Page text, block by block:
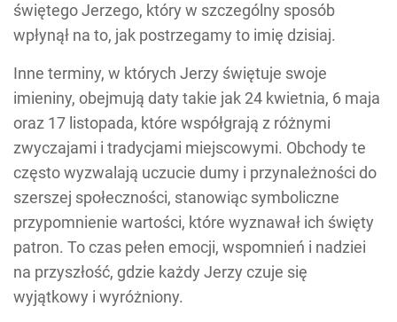
świętego Jerzego, który w szczególny sposób
wpłynął na to, jak postrzegamy to imię dzisiaj.
Inne terminy, w których Jerzy świętuje swoje
imieniny, obejmują daty takie jak 24 kwietnia, 6 maja
oraz 17 listopada, które współgrają z różnymi
zwyczajami i tradycjami miejscowymi. Obchody te
często wyzwalają uczucie dumy i przynależności do
szerszej społeczności, stanowiąc symboliczne
przypomnienie wartości, które wyznawał ich święty
patron. To czas pełen emocji, wspomnień i nadziei
na przyszłość, gdzie każdy Jerzy czuje się
wyjątkowy i wyróżniony.